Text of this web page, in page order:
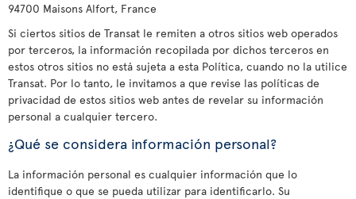
94700 Maisons Alfort, France
Si ciertos sitios de Transat le remiten a otros sitios web operados
por terceros, la información recopilada por dichos terceros en
estos otros sitios no está sujeta a esta Política, cuando no la utilice
Transat. Por lo tanto, le invitamos a que revise las políticas de
privacidad de estos sitios web antes de revelar su información
personal a cualquier tercero.
¿Qué se considera información personal?
La información personal es cualquier información que lo
identifique o que se pueda utilizar para identificarlo. Su